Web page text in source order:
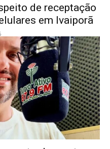
de receptação
em Ivaiporã